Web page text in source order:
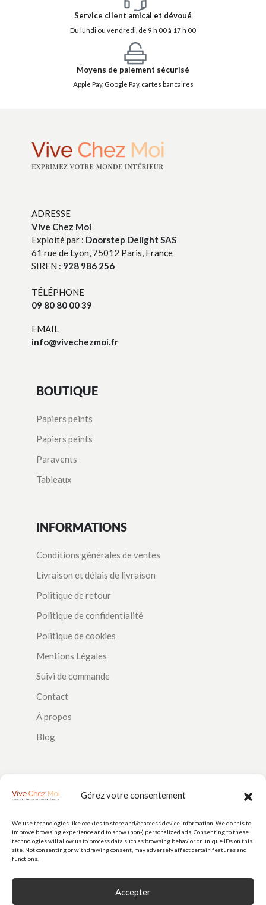
Gérez votre consentement
We use technologies like cookies to store and/or access device information. We do this to
improve browsing experience and to show (non-) personalized ads. Consenting to these
technologies will allow us to process data such as browsing behavior or unique IDs on this
site. Not consenting or withdrawing consent, may adversely affect certain features and
functions.
Accepter
Service client amical et dévoué
Du lundi ou vendredi, de 9 h 00 à 17 h 00
Moyens de paiement sécurisé
Apple Pay, Google Pay, cartes bancaires
ADRESSE
Vive Chez Moi
Exploité par : Doorstep Delight SAS
61 rue de Lyon, 75012 Paris, France
SIREN : 928 986 256
TÉLÉPHONE
09 80 80 00 39
EMAIL
info@vivechezmoi.fr
BOUTIQUE
Papiers peints
Papiers peints
Paravents
Tableaux
INFORMATIONS
Conditions générales de ventes
Livraison et délais de livraison
Politique de retour
Politique de confidentialité
Politique de cookies
Mentions Légales
Suivi de commande
Contact
À propos
Blog
PAIEMENTS